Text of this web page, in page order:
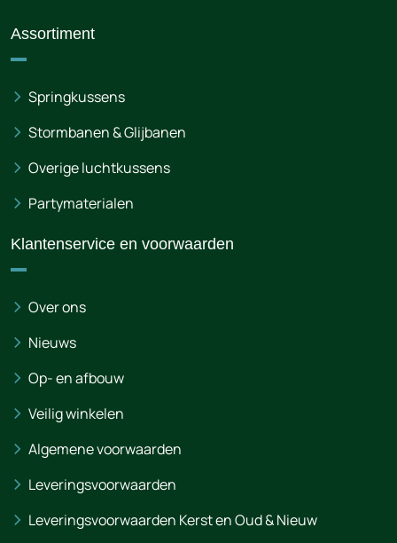
Assortiment
Springkussens
Stormbanen & Glijbanen
Overige luchtkussens
Partymaterialen
Klantenservice en voorwaarden
Over ons
Nieuws
Op- en afbouw
Veilig winkelen
Algemene voorwaarden
Leveringsvoorwaarden
Leveringsvoorwaarden Kerst en Oud & Nieuw